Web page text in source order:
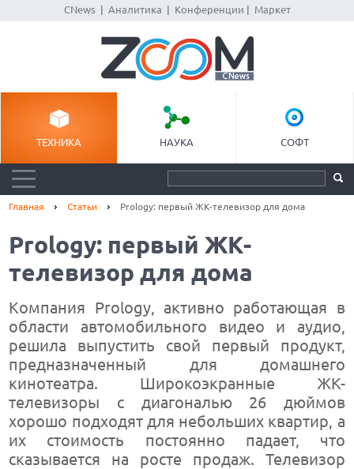
CNews| Аналитика Конференции Маркет
ТЕХНИКА НАУКА СОФТ
Главная Статьи Prology: первый ЖК-телевизор для дома
Prology: первый ЖК-
телевизор для дома
Компания Prology, активно работающая в
области автомобильного видео и аудио,
решила выпустить свой первый продукт,
предназначенный для домашнего
кинотеатра. Широкоэкранные ЖК-
телевизоры с диагональю 26 дюймов
хорошо подходят для небольших квартир, а
их стоимость постоянно падает, что
сказывается на росте продаж. Телевизор